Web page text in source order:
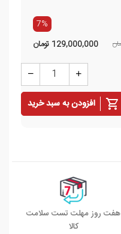
7%
129,000,000 تومان
افزودن به سبد خرید
هفت روز مهلت تست سلامت
کالا